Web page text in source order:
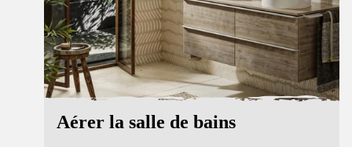
Aérer la salle de bains